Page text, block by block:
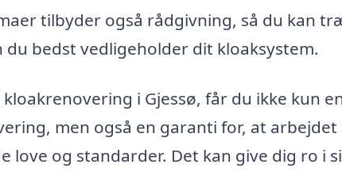
tilbyder også rådgivning, så du kan
bedst vedligeholder dit kloaksystem.
i Gjessø, får du ikke kun
men også en garanti for, at arbejdet
love og standarder. Det kan give dig ro i